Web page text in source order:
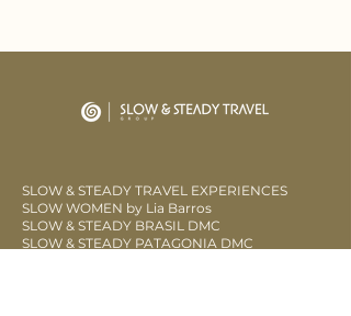
SLOW & STEADY TRAVEL EXPERIENCES
SLOW WOMEN by Lia Barros
SLOW & STEADY BRASIL DMC
SLOW & STEADY PATAGONIA DMC